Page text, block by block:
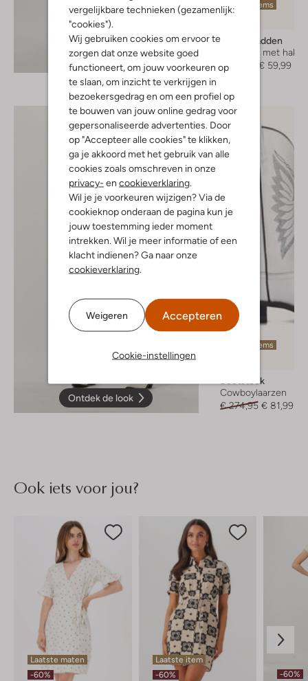
vergelijkbare technieken (gezamenlijk:
"cookies").
Wij gebruiken cookies om ervoor te
zorgen dat onze website goed
functioneert, om jouw voorkeuren op
te slaan, om inzicht te verkrijgen in
bezoekersgedrag en om een profiel op
te bouwen van jouw online gedrag voor
gepersonaliseerde advertenties. Door
op "Accepteer alle cookies" te klikken,
ga je akkoord met het gebruik van alle
cookies zoals omschreven in onze
privacy- en cookieverklaring.
Wil je je voorkeuren wijzigen? Via de
cookieknop onderaan de pagina kun je
jouw toestemming ieder moment
intrekken. Wil je meer informatie of een
klacht indienen? Ga naar onze
cookieverklaring.
Weigeren Accepteren
Cookie-instellingen
Ontdek de look
Laatste items
Steve Madden
Sandalen met hak
€ 119,95
€ 59,99
Ontdek de look
Laatste items
Bootstock
Cowboylaarzen
€ 274,95 € 81,99
Ook iets voor jou?
Laatste maten
-60%
Laatste item
-60%
-60%